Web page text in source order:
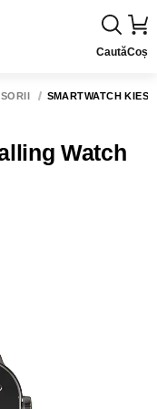
CautăCoș
SMARTWATCH
Watch